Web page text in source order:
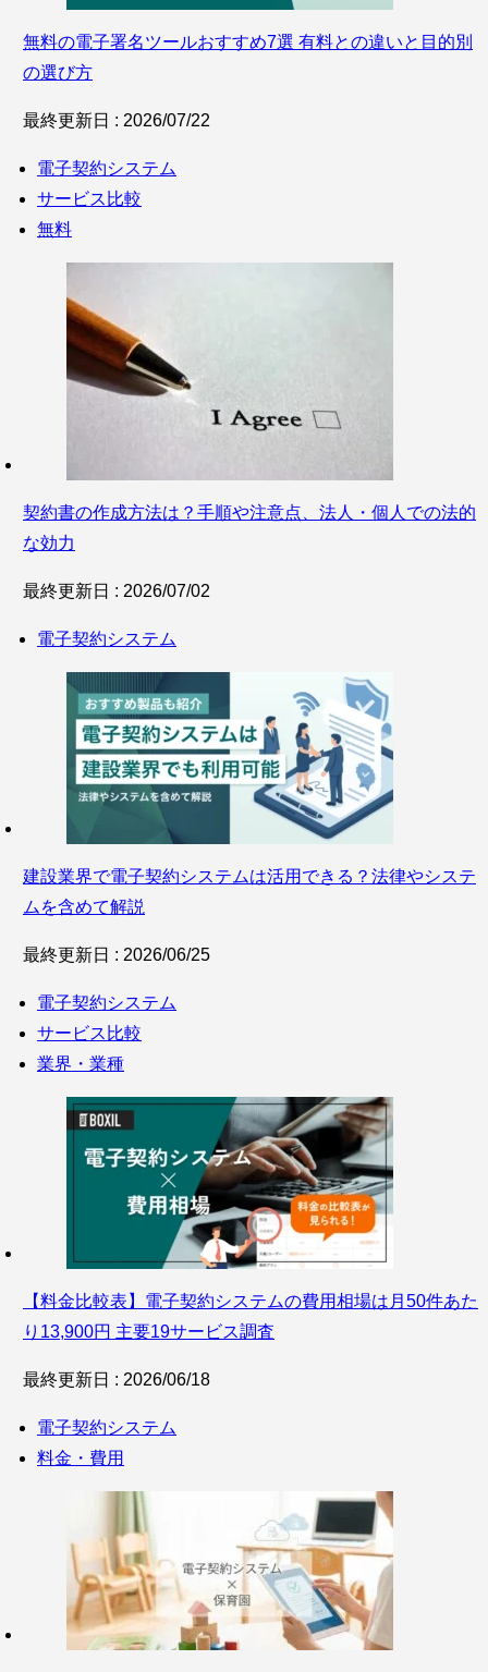
無料の電子署名ツールおすすめ7選 有料との違いと目的別
の選び方
最終更新日 : 2026/07/22
電子契約システム
サービス比較
無料
契約書の作成方法は？手順や注意点、法人・個人での法的
な効力
最終更新日 : 2026/07/02
電子契約システム
建設業界で電子契約システムは活用できる？法律やシステ
ムを含めて解説
最終更新日 : 2026/06/25
電子契約システム
サービス比較
業界・業種
【料金比較表】電子契約システムの費用相場は月50件あた
り13,900円 主要19サービス調査
最終更新日 : 2026/06/18
電子契約システム
料金・費用